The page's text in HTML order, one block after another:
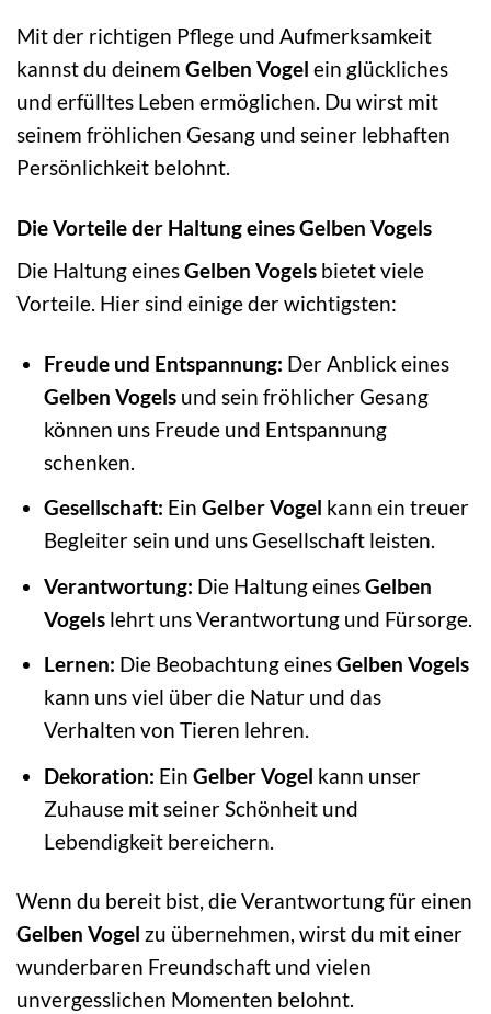
Mit der richtigen Pflege und Aufmerksamkeit
kannst du deinem Gelben Vogel ein glückliches
und erfülltes Leben ermöglichen. Du wirst mit
seinem fröhlichen Gesang und seiner lebhaften
Persönlichkeit belohnt.
Die Vorteile der Haltung eines Gelben Vogels
Die Haltung einesGelben Vogels bietet viele
Vorteile. Hier sind einige der wichtigsten:
Freude und Entspannung: Der Anblick eines
Gelben Vogelsund sein fröhlicher Gesang
können uns Freude und Entspannung
schenken.
Gesellschaft: Ein Gelber Vogel kann ein treuer
Begleiter sein und uns Gesellschaft leisten.
Verantwortung: Die Haltung einesGelben
Vogelslehrt uns Verantwortung und Fürsorge.
Lernen: Die Beobachtung einesGelben Vogels
kann uns viel über die Natur und das
Verhalten von Tieren lehren.
Dekoration: Ein Gelber Vogel kann unser
Zuhause mit seiner Schönheit und
Lebendigkeit bereichern.
Wenn du bereit bist, die Verantwortung für einen
Gelben Vogel zu übernehmen, wirst du mit einer
wunderbaren Freundschaft und vielen
unvergesslichen Momenten belohnt.